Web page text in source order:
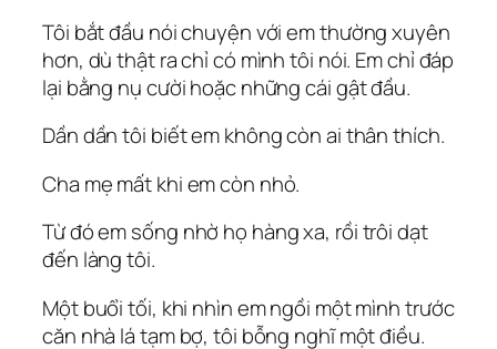
Tôi bắt đầu nói chuyện với em thường xuyên
hơn, dù thật ra chỉ có mình tôi nói. Em chỉ đáp
lại bằng nụ cười hoặc những cái gật đầu.
Dần dần tôi biết em không còn ai thân thích.
Cha mẹ mất khi em còn nhỏ.
Từ đó em sống nhờ họ hàng xa, rồi trôi dạt
đến làng tôi.
Một buổi tối, khi nhìn em ngồi một mình trước
căn nhà lá tạm bợ, tôi bỗng nghĩ một điều.